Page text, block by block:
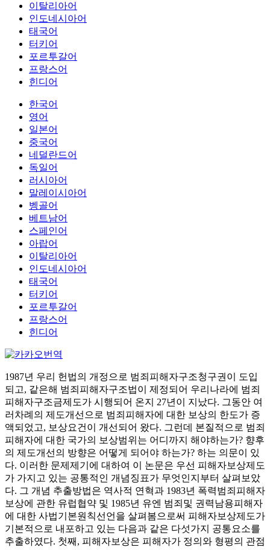
이탈리아어
인도네시아어
태국어
터키어
포르투갈어
프랑스어
힌디어
한국어
영어
일본어
중국어
네덜란드어
독일어
러시아어
말레이시아어
벵골어
베트남어
스페인어
아랍어
이탈리아어
인도네시아어
태국어
터키어
포르투갈어
프랑스어
힌디어
1987년 우리 헌법의 개정으로 범죄피해자구조청구권이 도입
되고, 같은해 범죄피해자구조법이 제정되어 우리나라에 범죄
피해자구조금제도가 시행되어 온지 27년이 지났다. 그동안 여
러차례의 제도개선으로 범죄피해자에 대한 보상의 한도가 증
액되었고, 보상요건이 개선되어 왔다. 그런데 본질적으로 범죄
피해자에 대한 국가의 보상범위는 어디까지 해야하는가? 향후
의 제도개선의 방향은 어떻게 되어야 하는가? 하는 의문이 있
다. 이러한 문제제기에 대하여 이 논문은 우선 피해자보상제도
가 가지고 있는 공통적인 개념징표가 무엇인지부터 살펴보았
다. 그 개념 추출방법은 역사적 연혁과 1983년 폭력범죄피해자
보상에 관한 유럽협약 및 1985년 유엔 범죄및 권력남용피해자
에 대한 사법기본원칙선언을 살펴봄으로써 피해자보상제도가
기본적으로 내포하고 있는 다음과 같은 다섯가지 공통요소를
추출하였다. 첫째, 피해자보상은 피해자가 정의와 형평의 관점